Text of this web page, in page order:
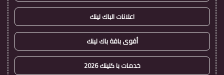
اعلانات الباك لينك
أقوى باقة باك لينك
خدمات با كلينك 2026